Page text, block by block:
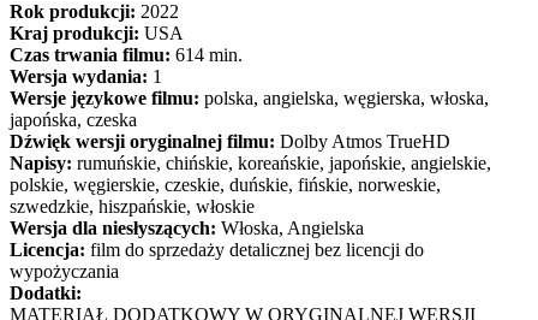
Rok produkcji: 2022
Kraj produkcji: USA
Czas trwania filmu: 614 min.
Wersja wydania: 1
Wersje językowe filmu: polska, angielska, węgierska, włoska,
japońska, czeska
Dźwięk wersji oryginalnej filmu: Dolby Atmos TrueHD
Napisy: rumuńskie, chińskie, koreańskie, japońskie, angielskie,
polskie, węgierskie, czeskie, duńskie, fińskie, norweskie,
szwedzkie, hiszpańskie, włoskie
Wersja dla niesłyszących: Włoska, Angielska
Licencja: film do sprzedaży detalicznej bez licencji do
wypożyczania
Dodatki:
MATERIAŁ DODATKOWY W ORYGINALNEJ WERSJI